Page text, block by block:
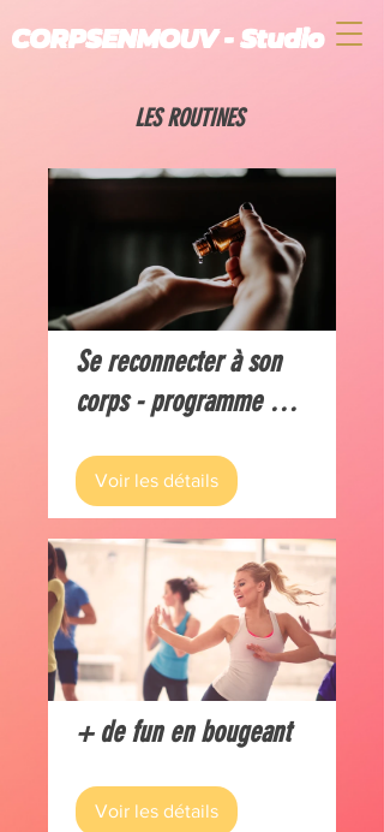
CORPSENMOUV - Studio
LES ROUTINES
Se reconnecter à son
corps - programme 2
Voir les détails
+ de fun en bougeant
Voir les détails